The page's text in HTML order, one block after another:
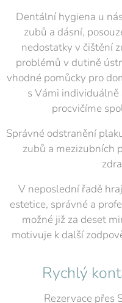
Dentální hygiena u
zubů a dásní,
nedostatky v čištění
problémů v dutině
vhodné pomůcky pro
s Vámi individuálně
procvičíme
Správné odstranění
zubů a mezizubních
V neposlední řadě
estetice, správné a
možné již za deset
motivuje k další
Rychlý
Rezervace přes